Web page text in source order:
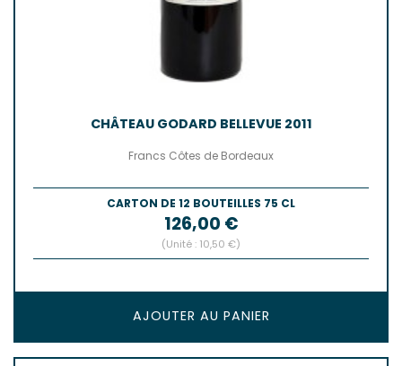
CHÂTEAU GODARD BELLEVUE 2011
Francs Côtes de Bordeaux
CARTON DE 12 BOUTEILLES 75 CL
Prix
126,00 €
(Unité : 10,50 €)
AJOUTER AU PANIER